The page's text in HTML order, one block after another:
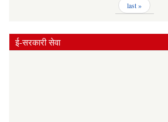
last »
ई-सरकारी सेवा